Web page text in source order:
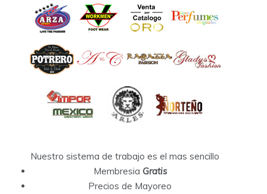
Nuestro sistema de trabajo es el mas sencillo
Membresia Gratis
Precios de Mayoreo